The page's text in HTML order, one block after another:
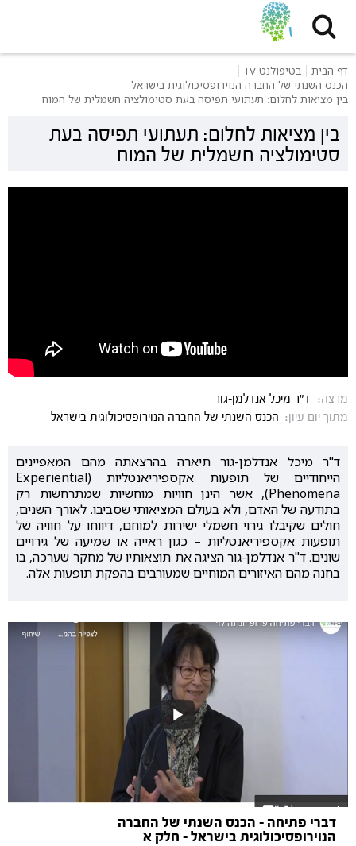
דף הבית
בטיפולנט TV
הכנס השנתי של החברה הנוירופסיכולוגית בישראל
בין מציאות לחלום: תעתועי תפיסה בעת סטימולציה חשמלית של המוח
בין מציאות לחלום: תעתועי תפיסה בעת
סטימולציה חשמלית של המוח
מרצה:
ד"ר מיכל אנדלמן-גור
מתוך יום עיון: הכנס השנתי של החברה הנוירופסיכולוגית בישראל
ד"ר מיכל אנדלמן-גור תיארה בהרצאתה מהם המאפיינים
הייחודיים של תופעות אקספיריאנטליות (Experiential
Phenomena), אשר הינן חוויות מוחשיות שמתרחשות רק
בתודעה של האדם, ולא בעולם המציאותי שסביבו. לאורך השנים,
חולים שקיבלו גירוי חשמלי ישירות למוחם, דיווחו על חוויה של
תופעות אקספיריאנטליות – כגון ראייה או שמיעה של גירויים
שונים. ד"ר אנדלמן-גור הציגה את תוצאותיו של מחקר שערכה, בו
בחנה מהם האיזורים המוחיים שמעורבים בהפקת תופעות אלה.
דברי פתיחה - הכנס השנתי של החברה
הנוירופסיכולוגית בישראל - חלק א